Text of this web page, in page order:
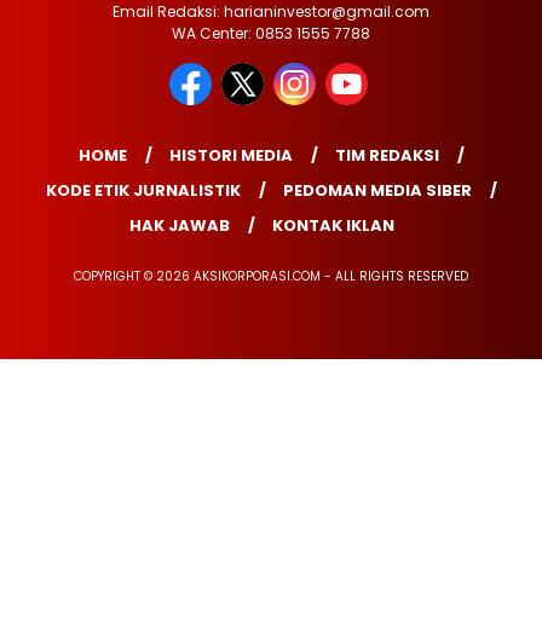
Email Redaksi: harianinvestor@gmail.com
WA Center: 0853 1555 7788
HOME HISTORI MEDIA
TIM REDAKSI
KODE ETIK JURNALISTIK
PEDOMAN MEDIA SIBER
HAK JAWAB
KONTAK IKLAN
COPYRIGHT © 2026 AKSIKORPORASI.COM - ALL RIGHTS RESERVED